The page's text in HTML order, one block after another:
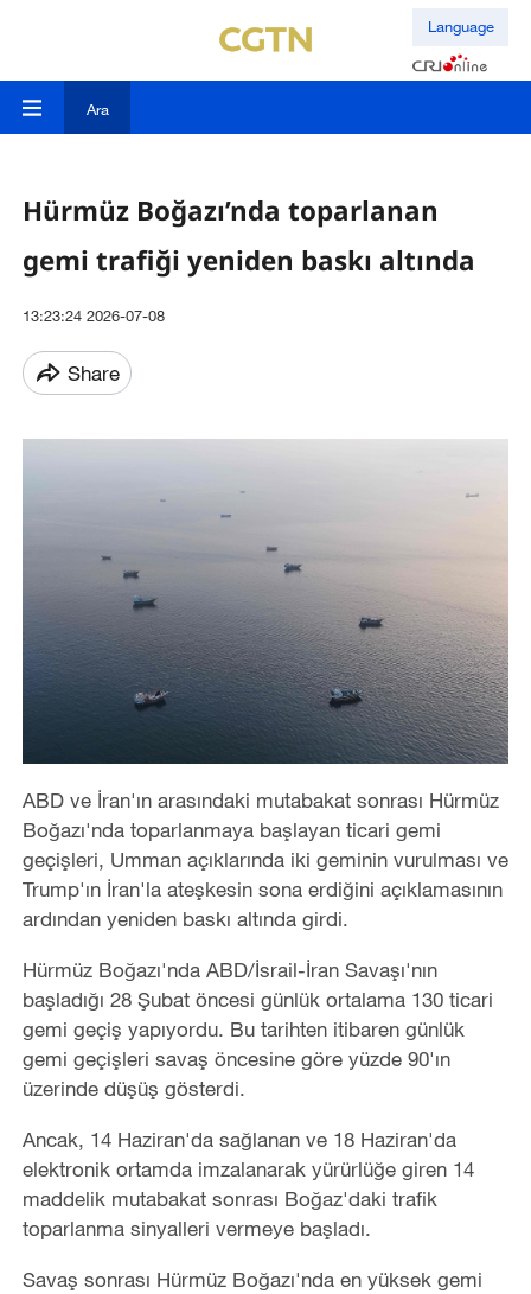
Language
Ara
Hürmüz Boğazı’nda toparlanan
gemi trafiği yeniden baskı altında
13:23:24 2026-07-08
Share
ABD ve İran'ın arasındaki mutabakat sonrası Hürmüz
Boğazı'nda toparlanmaya başlayan ticari gemi
geçişleri, Umman açıklarında iki geminin vurulması ve
Trump'ın İran'la ateşkesin sona erdiğini açıklamasının
ardından yeniden baskı altında girdi.
Hürmüz Boğazı'nda ABD/İsrail-İran Savaşı'nın
başladığı 28 Şubat öncesi günlük ortalama 130 ticari
gemi geçiş yapıyordu. Bu tarihten itibaren günlük
gemi geçişleri savaş öncesine göre yüzde 90'ın
üzerinde düşüş gösterdi.
Ancak, 14 Haziran'da sağlanan ve 18 Haziran'da
elektronik ortamda imzalanarak yürürlüğe giren 14
maddelik mutabakat sonrası Boğaz'daki trafik
toparlanma sinyalleri vermeye başladı.
Savaş sonrası Hürmüz Boğazı'nda en yüksek gemi